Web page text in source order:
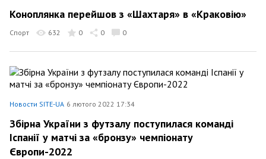
Коноплянка перейшов з «Шахтаря» в «Краковію»
Спорт 632 0 0 0
Новости SITE-UA 6 лютого 2022 17:34
Збірна України з футзалу поступилася команді
Іспанії у матчі за «бронзу» чемпіонату
Європи-2022